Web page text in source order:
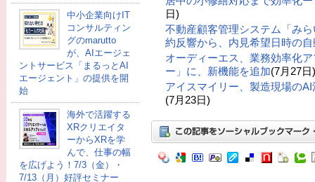
中小企業向けIT
コンサルティン
グのmarutto
が、AIエージェ
ントサービス「まるっとAI
エージェント」の提供を開
始
海外で活躍する
XRクリエイタ
ーからXRを学
んで、仕事の幅
を広げよう！7/3（金）・
7/13（月）好評セミナー
日)
不動産顧客管理システム「み
約反響から、内見希望日時の
オーディーエス、業務効率化
ー」に、新機能を追加(7月27日)
アイスマイリー、製造現場の
(7月23日)